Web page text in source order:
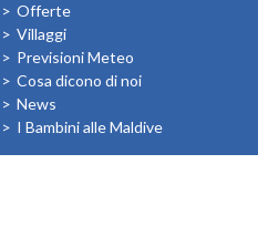
Offerte
Villaggi
Previsioni Meteo
Cosa dicono di noi
News
I Bambini alle Maldive